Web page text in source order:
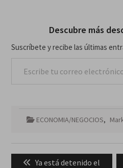
Descubre más
Suscríbete y recibe las últimas
ECONOMIA/NEGOCIOS,
Previous
Ya está detenido el